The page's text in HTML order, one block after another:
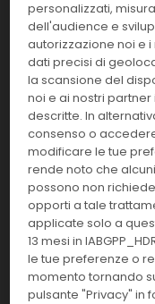
20 ps
Effettua ilLOGIN
AEB611494
Confezione:
6x90 ml
Effettua ilLOGINper
BSH39S110ul
colour
Confezione:
personalizzati,
dell'audience e
autorizzazione noi e i
dati precisi di
la scansione del
noi e ai nostri
descritte. In
consenso o
modificare le tue
rende noto che
possono non
opporti a tale
applicate solo a
13 mesi in
le tue preferenze o
momento tornando
pulsante "Privacy" in